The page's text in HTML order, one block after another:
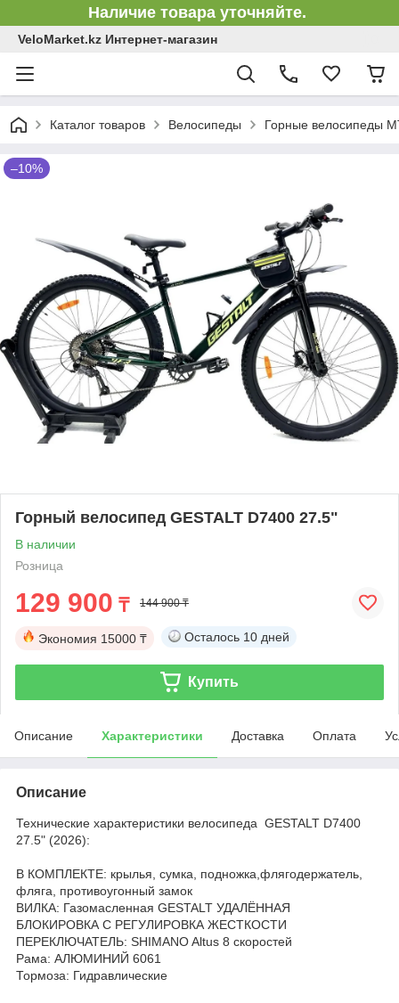
Наличие товара уточняйте.
VeloMarket.kz Интернет-магазин
Каталог товаров Велосипеды Горные велосипеды
–10%
Горный велосипед GESTALT D7400 27.5"
В наличии
Розница
129 900 ₸ 144 900 ₸
Экономия 15000 ₸ Осталось 10 дней
Купить
Описание Характеристики Доставка Оплата
Описание
Технические характеристики велосипеда GESTALT D7400
27.5" (2026):
В КОМПЛЕКТЕ: крылья, сумка, подножка,флягодержатель,
фляга, противоугонный замок
ВИЛКА: Газомасленная GESTALT УДАЛЁННАЯ
БЛОКИРОВКА С РЕГУЛИРОВКА ЖЕСТКОСТИ
ПЕРЕКЛЮЧАТЕЛЬ: SHIMANO Altus 8 скоростей
Рама: АЛЮМИНИЙ 6061
Тормоза: Гидравлические